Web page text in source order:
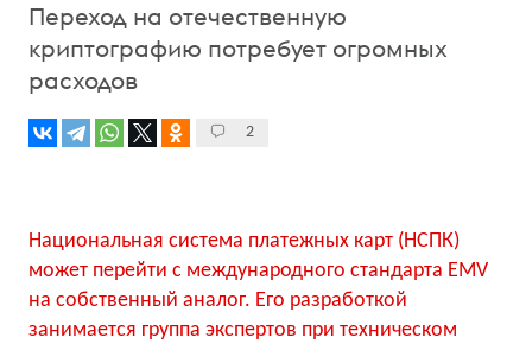
Переход на отечественную
криптографию потребует огромных
расходов
2
Национальная система платежных карт (НСПК)
может перейти с международного стандарта EMV
на собственный аналог. Его разработкой
занимается группа экспертов при техническом